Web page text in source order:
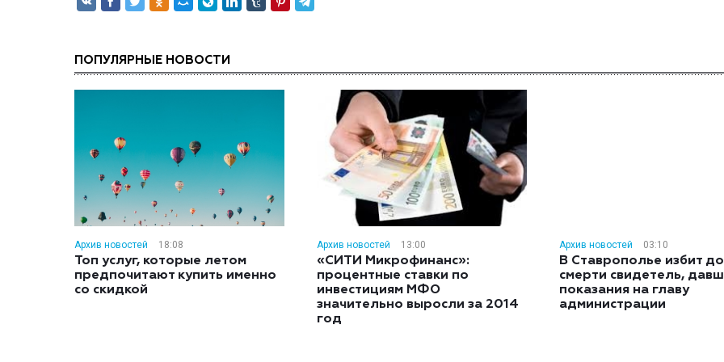
ПОПУЛЯРНЫЕ НОВОСТИ
Архив новостей 18:08
Топ услуг, которые летом
предпочитают купить именно
со скидкой
Архив новостей 13:00
«СИТИ Микрофинанс»:
процентные ставки по
инвестициям МФО
значительно выросли за 2014
год
Архив новостей 03:10
В Ставрополье избит до
смерти свидетель,
показания на главу
администрации